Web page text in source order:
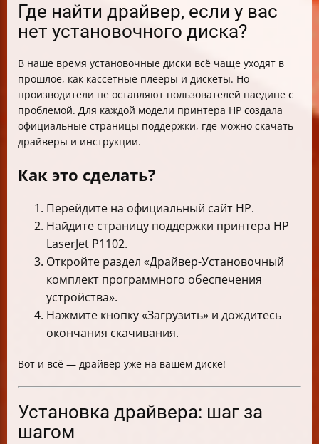
Где найти драйвер, если у вас
нет установочного диска?
В наше время установочные диски всё чаще уходят в
прошлое, как кассетные плееры и дискеты. Но
производители не оставляют пользователей наедине с
проблемой. Для каждой модели принтера HP создала
официальные страницы поддержки, где можно скачать
драйверы и инструкции.
Как это сделать?
Перейдите на официальный сайт HP.
Найдите страницу поддержки принтера HP
LaserJet P1102.
Откройте раздел «Драйвер-Установочный
комплект программного обеспечения
устройства».
Нажмите кнопку «Загрузить» и дождитесь
окончания скачивания.
Вот и всё — драйвер уже на вашем диске!
Установка драйвера: шаг за
шагом